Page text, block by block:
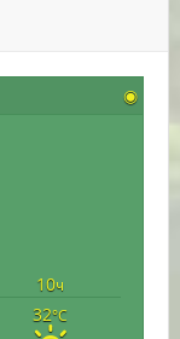
◉
10ч
32°C